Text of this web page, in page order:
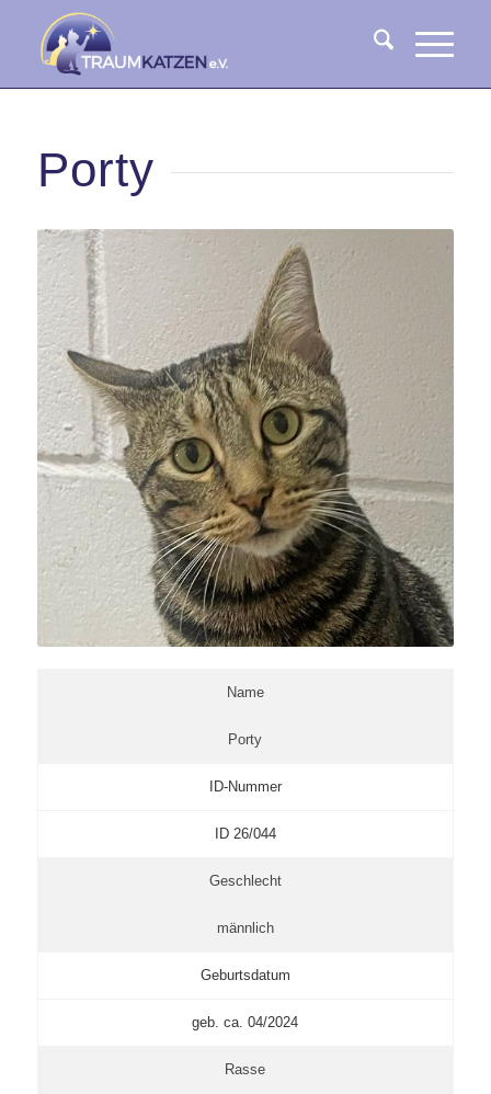
Porty
Name
Porty
ID-Nummer
ID 26/044
Geschlecht
männlich
Geburtsdatum
geb. ca. 04/2024
Rasse